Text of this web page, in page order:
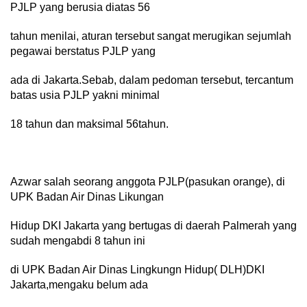
PJLP yang berusia diatas 56
tahun menilai, aturan tersebut sangat merugikan sejumlah
pegawai berstatus PJLP yang
ada di Jakarta.Sebab, dalam pedoman tersebut, tercantum
batas usia PJLP yakni minimal
18 tahun dan maksimal 56tahun.
Azwar salah seorang anggota PJLP(pasukan orange), di
UPK Badan Air Dinas Likungan
Hidup DKI Jakarta yang bertugas di daerah Palmerah yang
sudah mengabdi 8 tahun ini
di UPK Badan Air Dinas Lingkungn Hidup( DLH)DKI
Jakarta,mengaku belum ada